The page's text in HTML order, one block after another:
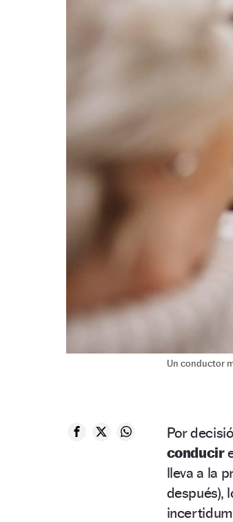
Un conductor
Por
conducir
lleva a la
después),